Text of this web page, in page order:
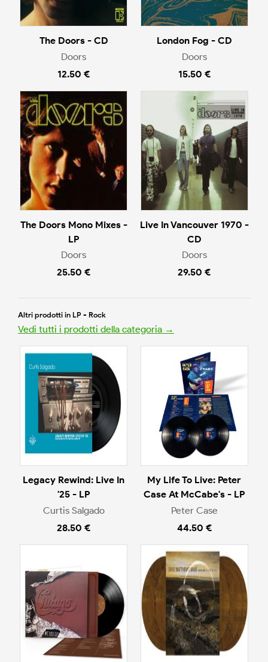
The Doors - CD
Doors
12.50 €
London Fog - CD
Doors
15.50 €
The Doors Mono Mixes -
LP
Doors
25.50 €
Live In Vancouver 1970 -
CD
Doors
29.50 €
Altri prodotti in LP - Rock
Vedi tutti i prodotti della categoria →
Legacy Rewind: Live In
'25 - LP
Curtis Salgado
28.50 €
My Life To Live: Peter
Case At McCabe's - LP
Peter Case
44.50 €